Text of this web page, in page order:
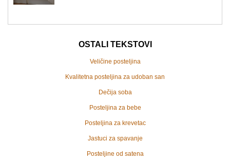
OSTALI TEKSTOVI
Veličine posteljina
Kvalitetna posteljina za udoban san
Dečija soba
Posteljina za bebe
Posteljina za krevetac
Jastuci za spavanje
Posteljine od satena